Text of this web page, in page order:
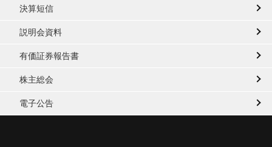
決算短信
説明会資料
有価証券報告書
株主総会
電子公告